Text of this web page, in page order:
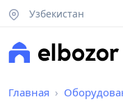
Узбекистан
Главная